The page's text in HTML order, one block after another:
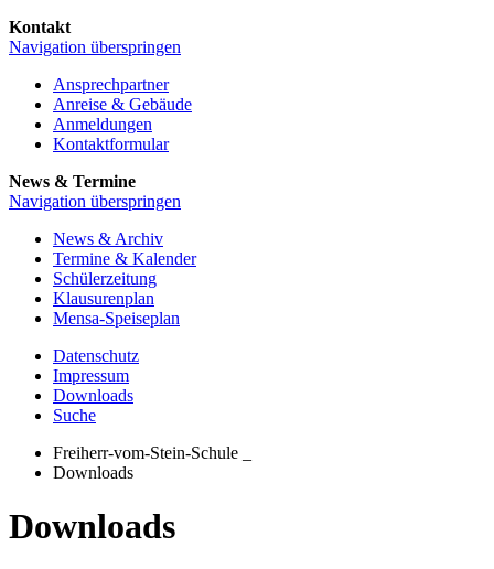
Kontakt
Navigation überspringen
Ansprechpartner
Anreise & Gebäude
Anmeldungen
Kontaktformular
News & Termine
Navigation überspringen
News & Archiv
Termine & Kalender
Schülerzeitung
Klausurenplan
Mensa-Speiseplan
Datenschutz
Impressum
Downloads
Suche
Freiherr-vom-Stein-Schule
Downloads
Downloads